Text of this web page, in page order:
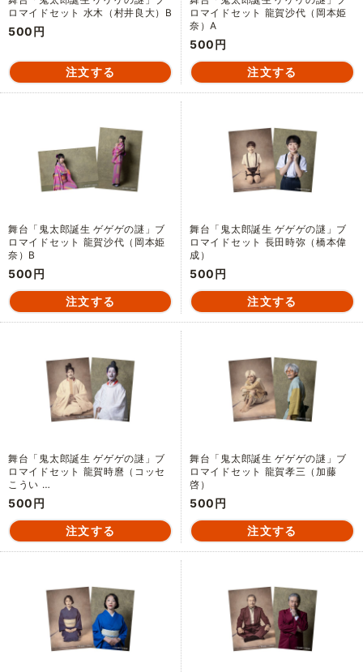
ロマイドセット 水木（村井良大）B
500円
ロマイドセット 龍賀沙代（岡本姫
奈）A
500円
舞台「鬼太郎誕生 ゲゲゲの謎」ブ
ロマイドセット 龍賀沙代（岡本姫
奈）B
500円
舞台「鬼太郎誕生 ゲゲゲの謎」ブ
ロマイドセット 長田時弥（橋本偉
成）
500円
舞台「鬼太郎誕生 ゲゲゲの謎」ブ
ロマイドセット 龍賀時麿（コッセ
こうい …
500円
舞台「鬼太郎誕生 ゲゲゲの謎」ブ
ロマイドセット 龍賀孝三（加藤
啓）
500円